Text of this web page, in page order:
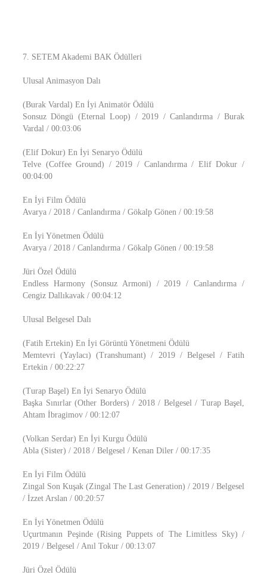
7. SETEM Akademi BAK Ödülleri
Ulusal Animasyon Dalı
(Burak Vardal) En İyi Animatör Ödülü
Sonsuz Döngü (Eternal Loop) / 2019 / Canlandırma / Burak
Vardal / 00:03:06
(Elif Dokur) En İyi Senaryo Ödülü
Telve (Coffee Ground) / 2019 / Canlandırma / Elif Dokur /
00:04:00
En İyi Film Ödülü
Avarya / 2018 / Canlandırma / Gökalp Gönen / 00:19:58
En İyi Yönetmen Ödülü
Avarya / 2018 / Canlandırma / Gökalp Gönen / 00:19:58
Jüri Özel Ödülü
Endless Harmony (Sonsuz Armoni) / 2019 / Canlandırma /
Cengiz Dallıkavak / 00:04:12
Ulusal Belgesel Dalı
(Fatih Ertekin) En İyi Görüntü Yönetmeni Ödülü
Memtevri (Yaylacı) (Transhumant) / 2019 / Belgesel / Fatih
Ertekin / 00:22:27
(Turap Başel) En İyi Senaryo Ödülü
Başka Sınırlar (Other Borders) / 2018 / Belgesel / Turap Başel,
Ahtam İbragimov / 00:12:07
(Volkan Serdar) En İyi Kurgu Ödülü
Abla (Sister) / 2018 / Belgesel / Kenan Diler / 00:17:35
En İyi Film Ödülü
Zingal Son Kuşak (Zingal The Last Generation) / 2019 / Belgesel
/ İzzet Arslan / 00:20:57
En İyi Yönetmen Ödülü
Uçurtmanın Peşinde (Rising Puppets of The Limitless Sky) /
2019 / Belgesel / Anıl Tokur / 00:13:07
Jüri Özel Ödülü